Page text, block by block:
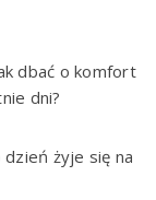
dbać o komfort
dni?
żyje się na